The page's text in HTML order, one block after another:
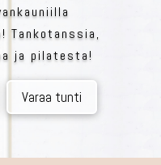
Tankotanssia,
ja pilatesta!
yin, käsilläseisonta, workshop, pole4fit, vertical club, rock the
Varaa tunti